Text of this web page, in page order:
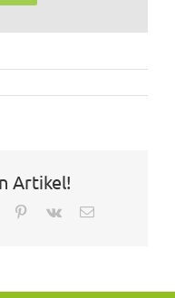
Artikel!
Tumblr Pinterest
Vk
E-